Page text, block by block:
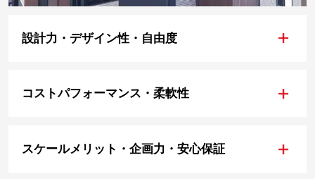
設計力・デザイン性・自由度 +
コストパフォーマンス・柔軟性 +
スケールメリット・企画力・安心保証 +